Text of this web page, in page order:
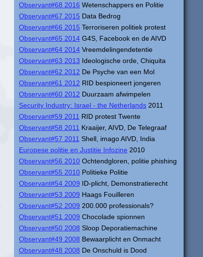
Observant#68 2016 Wetenschappers en Politie
Observant#67 2015 Data Bedrog
Observant#66 2015 Terroriseren politiek protest
Observant#65 2014 G4S, Facebook en de AIVD
Observant#64 2014 Vreemdelingendetentie
Observant#63 2013 Ideologische orde, Chiquita
Observant#62 2012 De Psyche van een Mol
Observant#61 2012 RID bespioneert jongeren
Observant#60 2012 Duurzaam afwimpelen
Security Industry: Israel - the Netherlands 2011
Observant#59 2011 RID protest Twente
Observant#58 2011 Kraaijer, AIVD, De Telegraaf
Observant#57 2011 Shell, imago AIVD, India
Europese politie en Justitie Infozine 2010
Observant#56 2010 Ochtendgloren, politie phishing
Observant#55 2010 Politieke Politie
Observant#54 2009 ID-plicht, Demonstratierecht
Observant#53 2009 Haags Fouilleren
Observant#52 2009 200.000 professionals?
Observant#51 2009 Chocolade spionnen
Observant#50 2008 Sloop Deporatiemachine
Observant#49 2008 Bewaarplicht en Onmacht
Observant#48 2008 De Onschuld is Dood